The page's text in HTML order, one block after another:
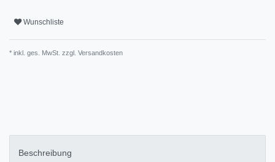
Wunschliste
* inkl. ges. MwSt. zzgl. Versandkosten
Beschreibung